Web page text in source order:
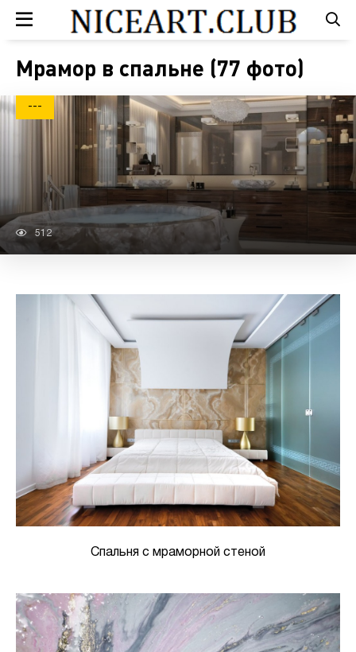
Мрамор в спальне (77 фото)
---
512
Спальня с мраморной стеной